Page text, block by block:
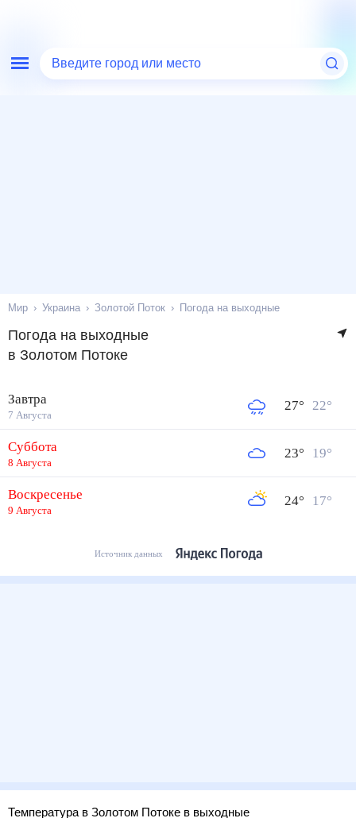
Введите город или место
Мир Украина Золотой Поток Погода на выходные
Погода на выходные
в Золотом Потоке
Завтра
7 Августа
27° 22°
Суббота
8 Августа
23° 19°
Воскресенье
9 Августа
24° 17°
Источник данных
Температура в Золотом Потоке в выходные